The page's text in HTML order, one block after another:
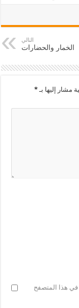
التالي
الخمار والحضارات
مشار إليها بـ*
في هذا المتصفح